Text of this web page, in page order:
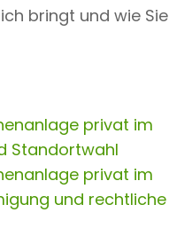
bringt und wie Sie
privat im
Standortwahl
privat im
und rechtliche